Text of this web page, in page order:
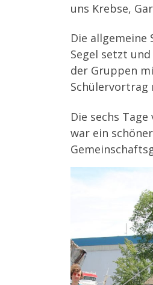
uns Krebse,
Die
Segel setzt
der Gruppen
Schülervortrag
Die sechs
war ein